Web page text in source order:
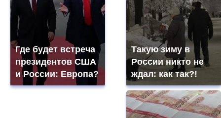
Где будет встреча
президентов США
и России: Европа?
Такую зиму в
России никто не
ждал: как так?!